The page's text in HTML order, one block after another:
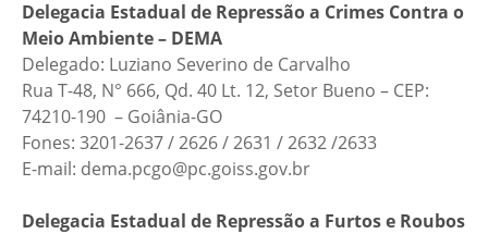
Delegacia Estadual de Repressão a Crimes Contra o
Meio Ambiente – DEMA
Delegado: Luziano Severino de Carvalho
Rua T-48, N° 666, Qd. 40 Lt. 12, Setor Bueno – CEP:
74210-190 – Goiânia-GO
Fones: 3201-2637 / 2626 / 2631 / 2632 /2633
E-mail: dema.pcgo@pc.goiss.gov.br
Delegacia Estadual de Repressão a Furtos e Roubos